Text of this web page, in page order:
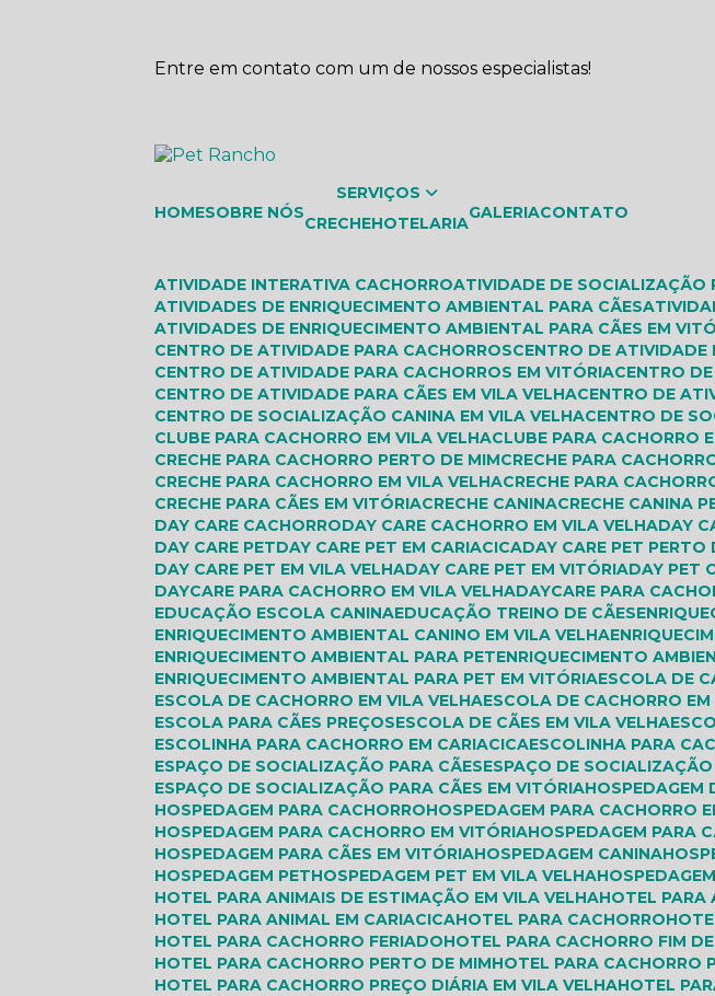
Entre em contato com um de nossos especialistas!
HOME SOBRE NÓS
SERVIÇOS
CRECHE
HOTELARIA
GALERIA CONTATO
ATIVIDADE INTERATIVA CACHORRO ATIVIDADE DE SOCIALIZAÇÃO
ATIVIDADES DE ENRIQUECIMENTO AMBIENTAL PARA CÃES
ATIVIDADES DE ENRIQUECIMENTO AMBIENTAL PARA CÃES EM
CENTRO DE ATIVIDADE PARA CACHORROS
CENTRO DE
CENTRO DE ATIVIDADE PARA CACHORROS EM VITÓRIA
CENTRO
CENTRO DE ATIVIDADE PARA CÃES EM VILA VELHA
CENTRO DE
CENTRO DE SOCIALIZAÇÃO CANINA EM VILA VELHA
CENTRO DE
CLUBE PARA CACHORRO EM VILA VELHA
CLUBE PARA CACHORRO
CRECHE PARA CACHORRO PERTO DE MIM
CRECHE PARA
CRECHE PARA CACHORRO EM VILA VELHA
CRECHE PARA
CRECHE PARA CÃES EM VITÓRIA
CRECHE CANINA CRECHE CANINA
DAY CARE CACHORRO
DAY CARE CACHORRO EM VILA VELHA DAY
DAY CARE PET
DAY CARE PET EM CARIACICA DAY CARE PET PERTO
DAY CARE PET EM VILA VELHA
DAY CARE PET EM VITÓRIA DAY PET
DAYCARE PARA CACHORRO EM VILA VELHA
DAYCARE PARA
EDUCAÇÃO ESCOLA CANINA EDUCAÇÃO TREINO DE CÃES
ENRIQUECIMENTO AMBIENTAL CANINO EM VILA VELHA
ENRIQUECIMENTO AMBIENTAL PARA PET
ENRIQUECIMENTO
ENRIQUECIMENTO AMBIENTAL PARA PET EM VITÓRIA ESCOLA DE
ESCOLA DE CACHORRO EM VILA VELHA ESCOLA DE CACHORRO
ESCOLA PARA CÃES PREÇOS
ESCOLA DE CÃES EM VILA VELHA
ESCOLINHA PARA CACHORRO EM CARIACICA ESCOLINHA PARA
ESPAÇO DE SOCIALIZAÇÃO PARA CÃES
ESPAÇO DE
ESPAÇO DE SOCIALIZAÇÃO PARA CÃES EM VITÓRIA
HOSPEDAGEM PARA CACHORRO
HOSPEDAGEM PARA CACHORRO
HOSPEDAGEM PARA CACHORRO EM VITÓRIA
HOSPEDAGEM PARA
HOSPEDAGEM PARA CÃES EM VITÓRIA
HOSPEDAGEM CANINA
HOSPEDAGEM PET
HOSPEDAGEM PET EM VILA VELHA
HOTEL PARA ANIMAIS DE ESTIMAÇÃO EM VILA VELHA
HOTEL
HOTEL PARA ANIMAL EM CARIACICA
HOTEL PARA CACHORRO
HOTEL PARA CACHORRO FERIADO
HOTEL PARA CACHORRO FIM
HOTEL PARA CACHORRO PERTO DE MIM
HOTEL PARA CACHORRO
HOTEL PARA CACHORRO PREÇO DIÁRIA EM VILA VELHA
HOTEL